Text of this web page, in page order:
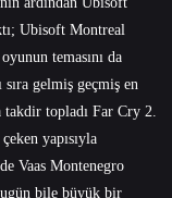
Ubisoft Montreal
temasını da
gelmiş geçmiş en
topladı Far Cry 2.
yapısıyla
Vaas Montenegro
bile büyük bir